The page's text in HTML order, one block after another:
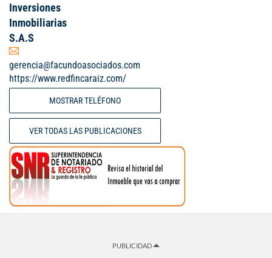
Inversiones
Inmobiliarias
S.A.S
gerencia@facundoasociados.com
https://www.redfincaraiz.com/
MOSTRAR TELÉFONO
VER TODAS LAS PUBLICACIONES
PUBLICIDAD